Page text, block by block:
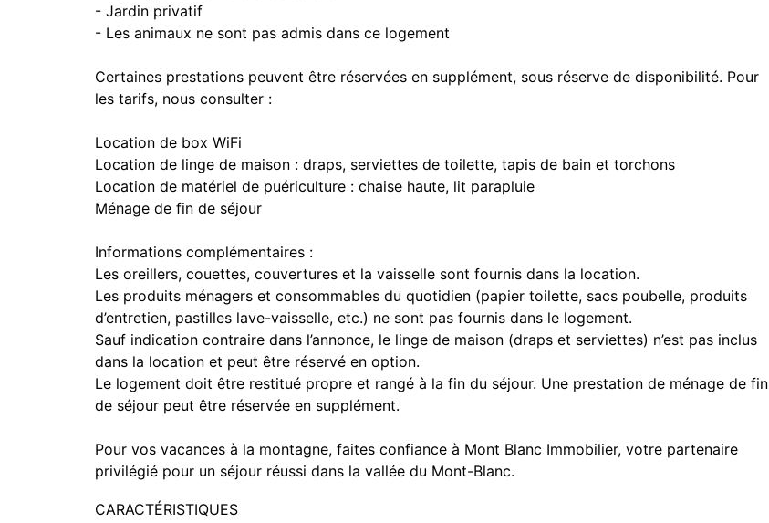
- Jardin privatif
- Les animaux ne sont pas admis dans ce logement
Certaines prestations peuvent être réservées en supplément, sous réserve de disponibilité. Pour
les tarifs, nous consulter :
Location de box WiFi
Location de linge de maison : draps, serviettes de toilette, tapis de bain et torchons
Location de matériel de puériculture : chaise haute, lit parapluie
Ménage de fin de séjour
Informations complémentaires :
Les oreillers, couettes, couvertures et la vaisselle sont fournis dans la location.
Les produits ménagers et consommables du quotidien (papier toilette, sacs poubelle, produits
d’entretien, pastilles lave-vaisselle, etc.) ne sont pas fournis dans le logement.
Sauf indication contraire dans l’annonce, le linge de maison (draps et serviettes) n’est pas inclus
dans la location et peut être réservé en option.
Le logement doit être restitué propre et rangé à la fin du séjour. Une prestation de ménage de fin
de séjour peut être réservée en supplément.
Pour vos vacances à la montagne, faites confiance à Mont Blanc Immobilier, votre partenaire
privilégié pour un séjour réussi dans la vallée du Mont-Blanc.
CARACTÉRISTIQUES